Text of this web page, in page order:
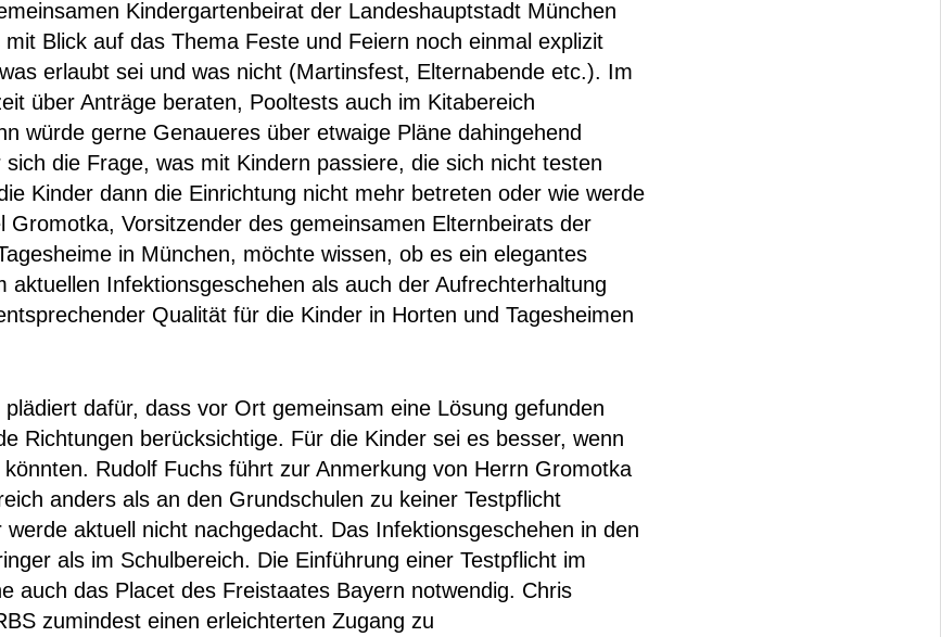
Kindergartenbeirat der Landeshauptstadt München
Blick auf das Thema Feste und Feiern noch einmal explizit
erlaubt sei und was nicht (Martinsfest, Elternabende etc.). Im
über Anträge beraten, Pooltests auch im Kitabereich
würde gerne Genaueres über etwaige Pläne dahingehend
die Frage, was mit Kindern passiere, die sich nicht testen
Kinder dann die Einrichtung nicht mehr betreten oder wie werde
Gromotka, Vorsitzender des gemeinsamen Elternbeirats der
in München, möchte wissen, ob es ein elegantes
aktuellen Infektionsgeschehen als auch der Aufrechterhaltung
Qualität für die Kinder in Horten und Tagesheimen
dafür, dass vor Ort gemeinsam eine Lösung gefunden
Richtungen berücksichtige. Für die Kinder sei es besser, wenn
Rudolf Fuchs führt zur Anmerkung von Herrn Gromotka
anders als an den Grundschulen zu keiner Testpflicht
werde aktuell nicht nachgedacht. Das Infektionsgeschehen in den
als im Schulbereich. Die Einführung einer Testpflicht im
auch das Placet des Freistaates Bayern notwendig. Chris
zumindest einen erleichterten Zugang zu